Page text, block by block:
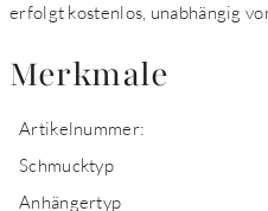
erfolgt kostenlos, unabhängig
Merkmale
Artikelnummer:
Schmucktyp
Anhängertyp